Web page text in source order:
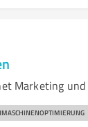
Marketing